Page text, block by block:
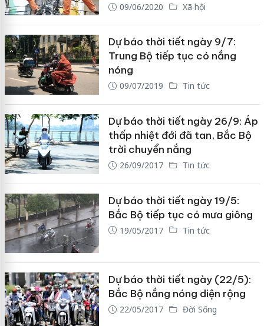
09/06/2020 Xã hội
Dự báo thời tiết ngày 9/7:
Trung Bộ tiếp tục có nắng
nóng
09/07/2019 Tin tức
Dự báo thời tiết ngày 26/9: Áp
thấp nhiệt đới đã tan, Bắc Bộ
trời chuyển nắng
26/09/2017 Tin tức
Dự báo thời tiết ngày 19/5:
Bắc Bộ tiếp tục có mưa giông
19/05/2017 Tin tức
Dự báo thời tiết ngày (22/5):
Bắc Bộ nắng nóng diện rộng
22/05/2017 Đời Sống